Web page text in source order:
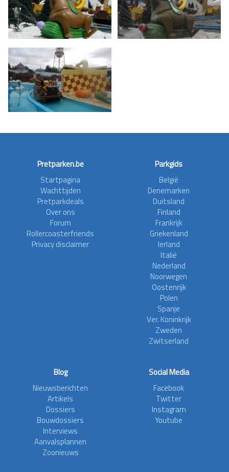
Pretparken.be
Startpagina
Wachttijden
Pretparkdeals
Over ons
Forum
Rollercoasterfriends
Privacy disclaimer
Parkgids
België
Denemarken
Duitsland
Finland
Frankrijk
Griekenland
Ierland
Italië
Nederland
Noorwegen
Oostenrijk
Polen
Spanje
Ver. Koninkrijk
Zweden
Zwitserland
Blog
Nieuwsberichten
Artikels
Dossiers
Bouwdossiers
Interviews
Aanvalsplannen
Zoonieuws
Social Media
Facebook
Twitter
Instagram
Youtube